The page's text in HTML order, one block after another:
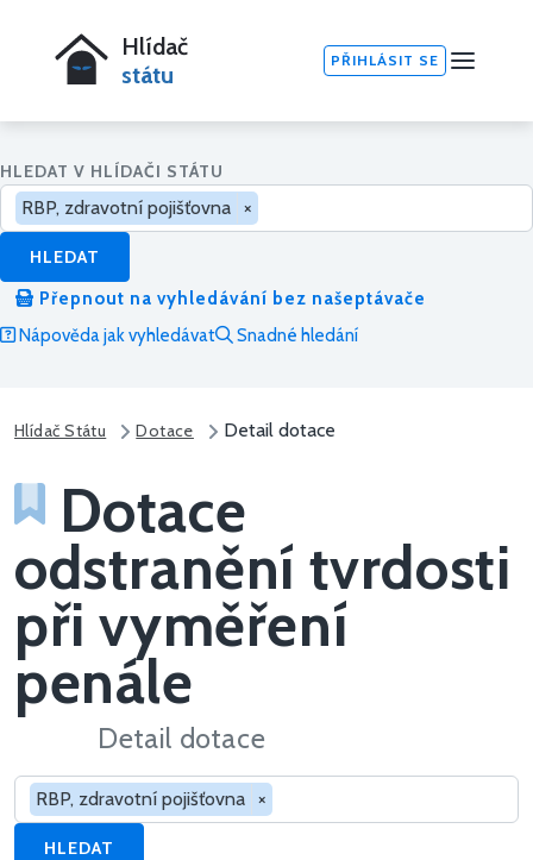
Hlídač
státu
PŘIHLÁSIT SE
HLEDAT V HLÍDAČI STÁTU
RBP, zdravotní pojišťovna ×
HLEDAT
Přepnout na vyhledávání bez našeptávače
Nápověda jak vyhledávat
Snadné hledání
Hlídač Státu Dotace Detail dotace
Dotace
odstranění tvrdosti
při vyměření
penále
Detail dotace
Hledat v dotacích
RBP, zdravotní pojišťovna ×
HLEDAT